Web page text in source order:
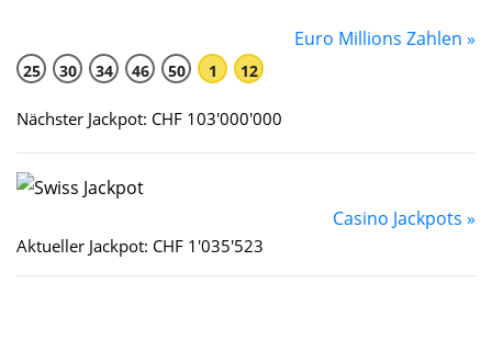
Euro Millions Zahlen »
25 30 34 46 50 1 12
Nächster Jackpot: CHF 103'000'000
Casino Jackpots »
Aktueller Jackpot: CHF 1'035'523